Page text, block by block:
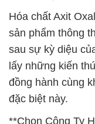
Hóa chất Axit
sản phẩm thông
sau sự kỳ diệu
lấy những kiến
đồng hành cùng
đặc biệt này.
**Chọn Công Ty